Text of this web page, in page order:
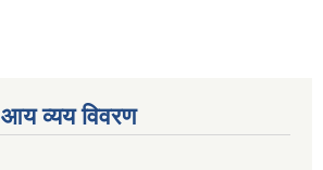
आय व्यय विवरण